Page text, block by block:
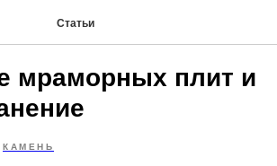
Статьи
мраморных плит и
КАМЕНЬ